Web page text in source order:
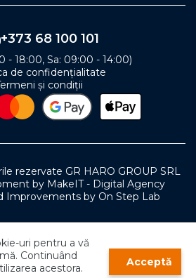
0
0
+373 68 100 101
- 18:00, Sa: 09:00 - 14:00)
de confidențialitate
și condiții
rezervate GR HARO GROUP SRL
by MakeIT - Digital Agency
Improvements by On Step Lab
uri pentru a vă
Continuând
acestora.
Acceptă